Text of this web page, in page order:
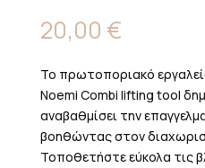
20,00 €
Το πρωτοποριακό
Noemi Combi lifting tool
αναβαθμίσει την
βοηθώντας στον
Τοποθετήστε εύκολα τις